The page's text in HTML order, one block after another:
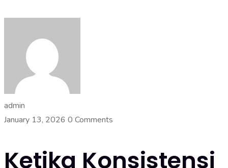
admin
January 13, 2026 0 Comments
Ketika Konsistensi